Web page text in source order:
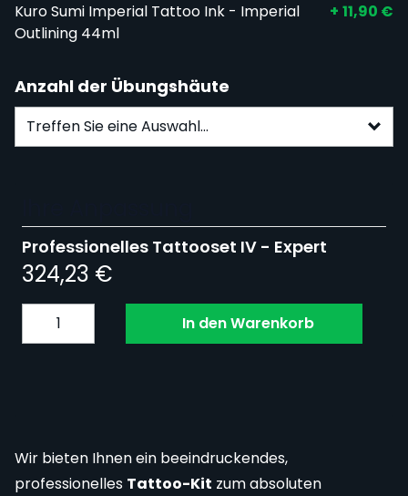
Kuro Sumi Imperial Tattoo Ink - Imperial
Outlining 44ml
+ 11,90 €
Anzahl der Übungshäute
Professionelles Tattooset IV - Expert
Final product price
324,23 €
Menge In den Warenkorb
Wir bieten Ihnen ein beeindruckendes,
professionelles Tattoo-Kit zum absoluten